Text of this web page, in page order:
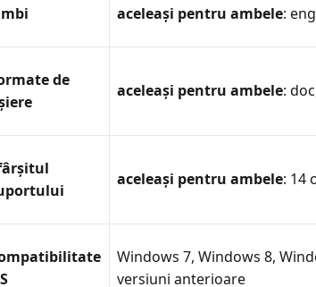
aceleași pentru ambele:
de
aceleași pentru ambele:
aceleași pentru ambele: 14
Windows 7, Windows 8,
versiuni anterioare